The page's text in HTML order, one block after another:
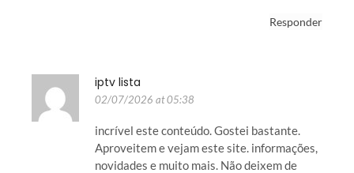
Responder
iptv lista
02/07/2026 at 05:38
incrível este conteúdo. Gostei bastante.
Aproveitem e vejam este site. informações,
novidades e muito mais. Não deixem de